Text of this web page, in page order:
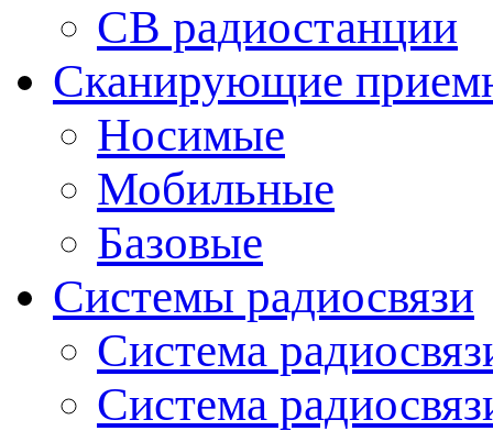
CB радиостанции
Сканирующие
Носимые
Мобильные
Базовые
Системы радиосвязи
Система
Система